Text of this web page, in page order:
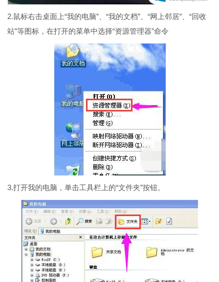
2.鼠标右击桌面上“我的电脑”、“我的文档”、“网上邻居”、“回收
站”等图标，在打开的菜单中选择“资源管理器”命令
3.打开我的电脑，单击工具栏上的“文件夹”按钮。